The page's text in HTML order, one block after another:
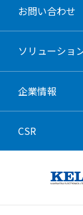
お問い合わせ
ソリューショ
企業情報
CSR